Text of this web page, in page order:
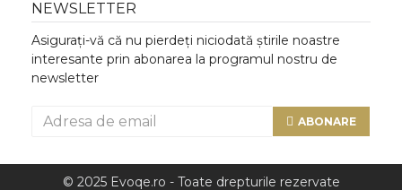
NEWSLETTER
Asigurați-vă că nu pierdeți niciodată știrile noastre
interesante prin abonarea la programul nostru de
newsletter
ABONARE
© 2025 Evoqe.ro - Toate drepturile rezervate